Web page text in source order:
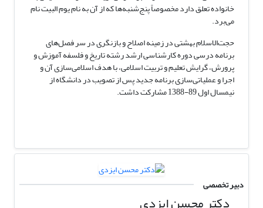
خانواده تعلق دارد مخصوصاً پنج‌شنبه‌ها که از آن به نام یوم البیت نام
می‌برد.
حجت‌الاسلام بهشتی در زمینه اصلاح و بازنگری در سر فصل‌های
برنامه درسی دوره کارشناسی ارشد رشته تاریخ و فلسفه آموزش و
پرورش، گرایش تعلیم و تربیت اسلامی، با هدف اسلامی‌سازی آن و
اجرا و عملیاتی‌سازی برنامه جدید پس از تصویب در دانشگاه از
نیمسال اول 89-1388 مشارکت داشت.
دبیر تخصصی